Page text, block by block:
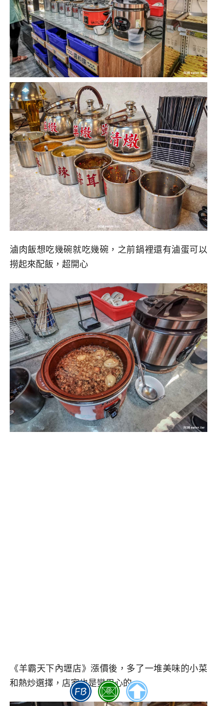
滷肉飯想吃幾碗就吃幾碗，之前鍋裡還有滷蛋可以
撈起來配飯，超開心
《羊霸天下內壢店》漲價後，多了一堆美味的小菜
和熱炒選擇，店家也是蠻用心的